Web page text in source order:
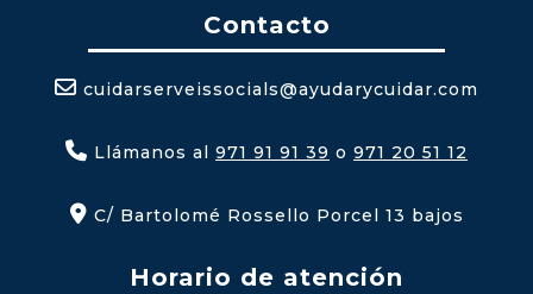
Contacto
cuidarserveissocials@ayudarycuidar.com
Llámanos al 971 91 91 39 o 971 20 51 12
C/ Bartolomé Rossello Porcel 13 bajos
Horario de atención